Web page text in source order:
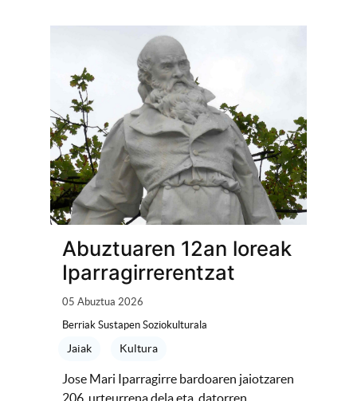
Abuztuaren 12an loreak
Iparragirrerentzat
05 Abuztua 2026
Berriak Sustapen Soziokulturala
Jaiak Kultura
Jose Mari Iparragirre bardoaren jaiotzaren
206. urteurrena dela eta, datorren